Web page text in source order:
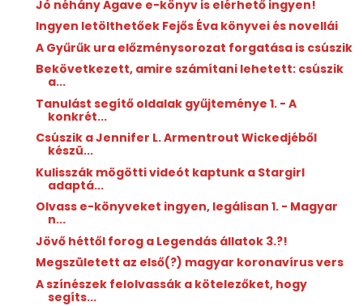
Jó néhány Agave e-könyv is elérhető ingyen!
Ingyen letölthetőek Fejős Éva könyvei és novellái
A Gyűrűk ura előzménysorozat forgatása is csúszik
Bekövetkezett, amire számítani lehetett: csúszik
a...
Tanulást segítő oldalak gyűjteménye 1. - A
konkrét...
Csúszik a Jennifer L. Armentrout Wickedjéből
készü...
Kulisszák mögötti videót kaptunk a Stargirl
adaptá...
Olvass e-könyveket ingyen, legálisan 1. - Magyar
n...
Jövő héttől forog a Legendás állatok 3.?!
Megszületett az első(?) magyar koronavírus vers
A színészek felolvassák a kötelezőket, hogy
segíts...